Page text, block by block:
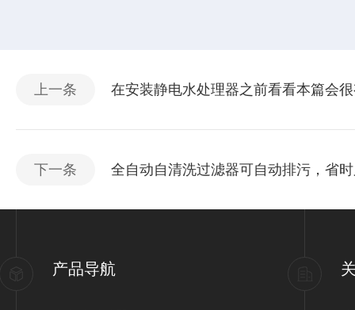
上一条 在安装静电水处理器之前看看本篇会
下一条 全自动自清洗过滤器可自动排污，省
产品导航